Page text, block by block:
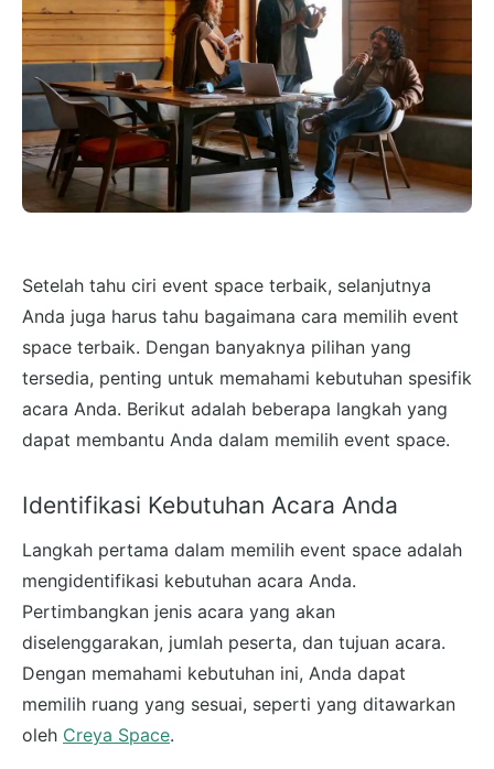
Setelah tahu ciri event space terbaik, selanjutnya
Anda juga harus tahu bagaimana cara memilih event
space terbaik. Dengan banyaknya pilihan yang
tersedia, penting untuk memahami kebutuhan spesifik
acara Anda. Berikut adalah beberapa langkah yang
dapat membantu Anda dalam memilih event space.
Identifikasi Kebutuhan Acara Anda
Langkah pertama dalam memilih event space adalah
mengidentifikasi kebutuhan acara Anda.
Pertimbangkan jenis acara yang akan
diselenggarakan, jumlah peserta, dan tujuan acara.
Dengan memahami kebutuhan ini, Anda dapat
memilih ruang yang sesuai, seperti yang ditawarkan
oleh Creya Space.